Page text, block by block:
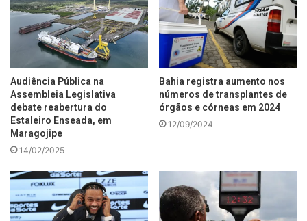
Audiência Pública na
Assembleia Legislativa
debate reabertura do
Estaleiro Enseada, em
Maragojipe
14/02/2025
Bahia registra aumento nos
números de transplantes de
órgãos e córneas em 2024
12/09/2024